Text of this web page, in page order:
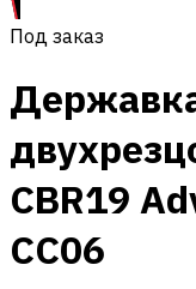
Под заказ
CBR19
CC06